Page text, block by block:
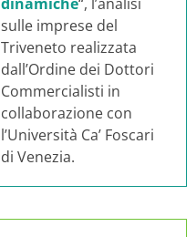
sulle imprese del
Triveneto realizzata
dall’Ordine dei Dottori
Commercialisti in
collaborazione con
l’Università Ca’ Foscari
di Venezia.